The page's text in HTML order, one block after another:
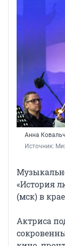
Анна
Источник:
«История
(мск) в
Актриса